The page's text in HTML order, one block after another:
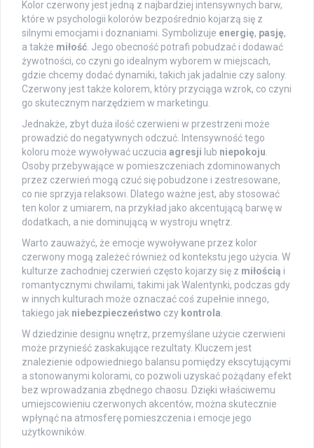
Kolor czerwony jest jedną z najbardziej intensywnych barw,
które w psychologii kolorów bezpośrednio kojarzą się z
silnymi emocjami i doznaniami. Symbolizuje energię, pasję,
a także miłość. Jego obecność potrafi pobudzać i dodawać
żywotności, co czyni go idealnym wyborem w miejscach,
gdzie chcemy dodać dynamiki, takich jak jadalnie czy salony.
Czerwony jest także kolorem, który przyciąga wzrok, co czyni
go skutecznym narzędziem w marketingu.
Jednakże, zbyt duża ilość czerwieni w przestrzeni może
prowadzić do negatywnych odczuć. Intensywność tego
koloru może wywoływać uczucia agresji lub niepokoju.
Osoby przebywające w pomieszczeniach zdominowanych
przez czerwień mogą czuć się pobudzone i zestresowane,
co nie sprzyja relaksowi. Dlatego ważne jest, aby stosować
ten kolor z umiarem, na przykład jako akcentującą barwę w
dodatkach, a nie dominującą w wystroju wnętrz.
Warto zauważyć, że emocje wywoływane przez kolor
czerwony mogą zależeć również od kontekstu jego użycia. W
kulturze zachodniej czerwień często kojarzy się z miłością i
romantycznymi chwilami, takimi jak Walentynki, podczas gdy
w innych kulturach może oznaczać coś zupełnie innego,
takiego jak niebezpieczeństwo czy kontrola.
W dziedzinie designu wnętrz, przemyślane użycie czerwieni
może przynieść zaskakujące rezultaty. Kluczem jest
znalezienie odpowiedniego balansu pomiędzy ekscytującymi
a stonowanymi kolorami, co pozwoli uzyskać pożądany efekt
bez wprowadzania zbędnego chaosu. Dzięki właściwemu
umiejscowieniu czerwonych akcentów, można skutecznie
wpłynąć na atmosferę pomieszczenia i emocje jego
użytkowników.